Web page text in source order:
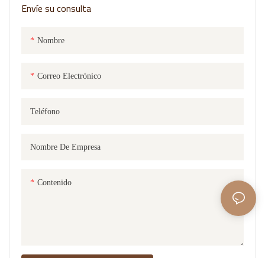
Envíe su consulta
Nombre
Correo Electrónico
Teléfono
Nombre De Empresa
Contenido